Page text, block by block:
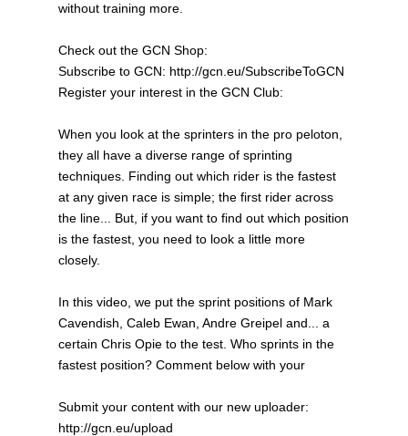
without training more.
Check out the GCN Shop:
Subscribe to GCN: http://gcn.eu/SubscribeToGCN
Register your interest in the GCN Club:
When you look at the sprinters in the pro peloton,
they all have a diverse range of sprinting
techniques. Finding out which rider is the fastest
at any given race is simple; the first rider across
the line... But, if you want to find out which position
is the fastest, you need to look a little more
closely.
In this video, we put the sprint positions of Mark
Cavendish, Caleb Ewan, Andre Greipel and... a
certain Chris Opie to the test. Who sprints in the
fastest position? Comment below with your
Submit your content with our new uploader:
http://gcn.eu/upload